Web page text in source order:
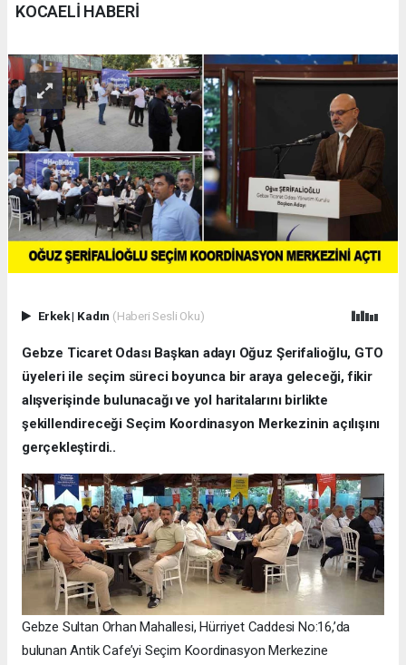
KOCAELİ HABERİ
Erkek| Kadın (Haberi Sesli Oku)
Gebze Ticaret Odası Başkan adayı Oğuz Şerifalioğlu, GTO
üyeleri ile seçim süreci boyunca bir araya geleceği, fikir
alışverişinde bulunacağı ve yol haritalarını birlikte
şekillendireceği Seçim Koordinasyon Merkezinin açılışını
gerçekleştirdi..
Gebze Sultan Orhan Mahallesi, Hürriyet Caddesi No:16,’da
bulunan Antik Cafe’yi Seçim Koordinasyon Merkezine